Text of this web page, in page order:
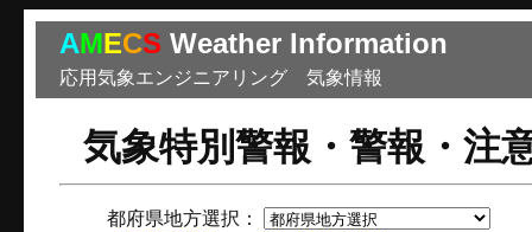
AMECS Weather Information
応用気象エンジニアリング 気象情報
気象特別警報・警報・注
都府県地方選択：